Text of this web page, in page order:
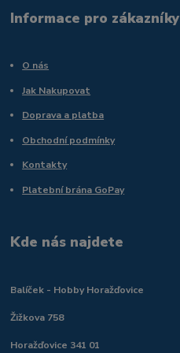
Informace pro zákazníky
O nás
Jak Nakupovat
Doprava a platba
Obchodní podmínky
Kontakty
Platební brána GoPay
Kde nás najdete
Balíček - Hobby Horažďovice
Žižkova 758
Horažďovice 341 01